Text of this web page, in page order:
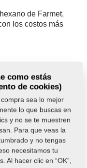
de Farmet,
los costos más
para la
vegetales y
Nuestra división
técnico con
soluciones
un enfoque en la
a nuestros
como estás
de cookies)
sea lo mejor
lo que buscas en
y no se te muestren
Para que veas la
y no tengas
necesitamos tu
Al hacer clic en “OK”,